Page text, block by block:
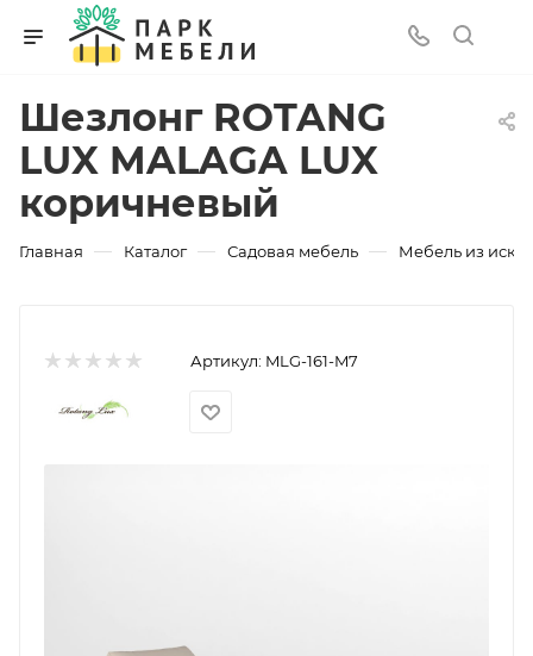
Шезлонг ROTANG
LUX MALAGA LUX
коричневый
Главная — Каталог — Садовая мебель — Мебель из
Артикул: MLG-161-M7